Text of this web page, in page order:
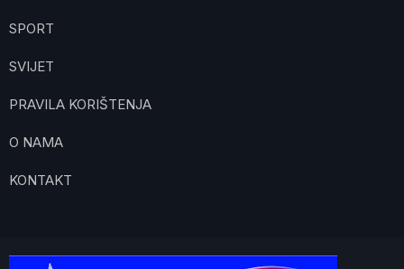
SPORT
SVIJET
PRAVILA KORIŠTENJA
O NAMA
KONTAKT